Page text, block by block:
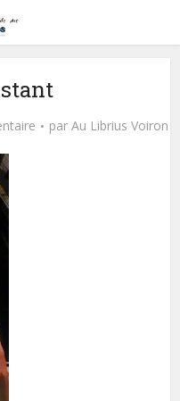
par Au Librius Voiron